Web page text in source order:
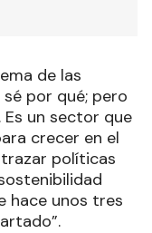
de las
por qué; pero
un sector que
crecer en el
políticas
hace unos tres